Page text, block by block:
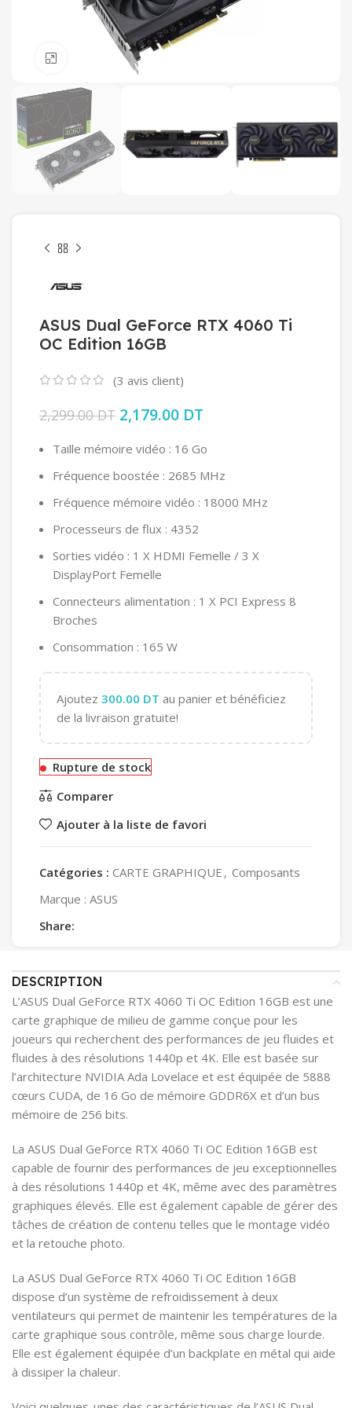
Click to enlarge
ASUS Dual GeForce RTX 4060 Ti
OC Edition 16GB
(3 avis client)
2,299.00DT Le prix initial était : 2,299.00 DT.
2,179.00 DT
Taille mémoire vidéo : 16 Go
Fréquence boostée : 2685 MHz
Fréquence mémoire vidéo : 18000 MHz
Processeurs de flux : 4352
Sorties vidéo : 1 X HDMI Femelle / 3 X
DisplayPort Femelle
Connecteurs alimentation : 1 X PCI Express 8
Broches
Consommation : 165 W
Ajoutez 300.00 DT au panier et bénéficiez
de la livraison gratuite!
Rupture de stock
Comparer
Ajouter à la liste de favori
Catégories : CARTE GRAPHIQUE , Composants
Marque : ASUS
Share:
DESCRIPTION
L’ASUS Dual GeForce RTX 4060 Ti OC Edition 16GB est une
carte graphique de milieu de gamme conçue pour les
joueurs qui recherchent des performances de jeu fluides et
fluides à des résolutions 1440p et 4K. Elle est basée sur
l’architecture NVIDIA Ada Lovelace et est équipée de 5888
cœurs CUDA, de 16 Go de mémoire GDDR6X et d’un bus
mémoire de 256 bits.
La ASUS Dual GeForce RTX 4060 Ti OC Edition 16GB est
capable de fournir des performances de jeu exceptionnelles
à des résolutions 1440p et 4K, même avec des paramètres
graphiques élevés. Elle est également capable de gérer des
tâches de création de contenu telles que le montage vidéo
et la retouche photo.
La ASUS Dual GeForce RTX 4060 Ti OC Edition 16GB
dispose d’un système de refroidissement à deux
ventilateurs qui permet de maintenir les températures de la
carte graphique sous contrôle, même sous charge lourde.
Elle est également équipée d’un backplate en métal qui aide
à dissiper la chaleur.